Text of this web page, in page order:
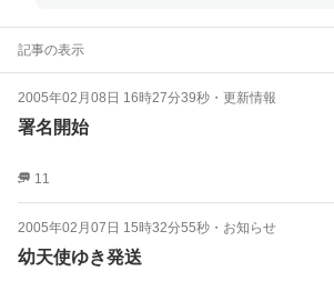
記事の表示
2005年02月08日 16時27分39秒 ・ 更新情報
署名開始
11
2005年02月07日 15時32分55秒 ・ お知らせ
幼天使ゆき発送